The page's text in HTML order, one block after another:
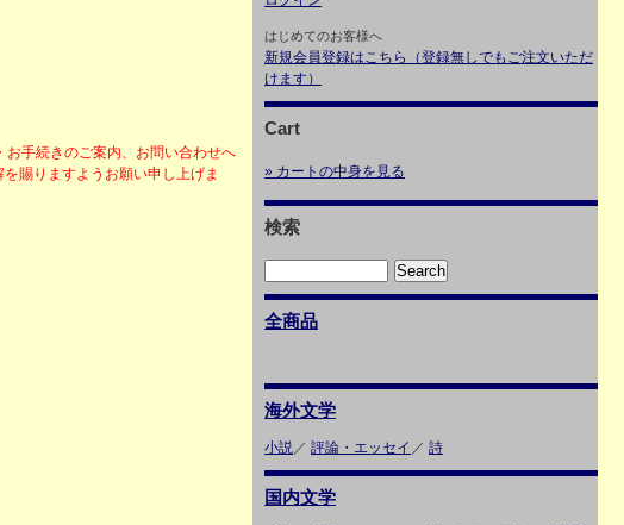
手続きのご案内、お問い合わせへ
賜りますようお願い申し上げま
はじめてのお客様へ
新規会員登録はこちら（登録無しでもご注文いただ
けます）
Cart
» カートの中身を見る
検索
全商品
海外文学
小説／ 評論・エッセイ ／ 詩
国内文学